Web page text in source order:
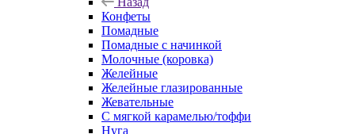
Конфеты
Помадные
Помадные с начинкой
Молочные (коровка)
Желейные
Желейные глазированные
Жевательные
С мягкой карамелью/тоффи
Нуга